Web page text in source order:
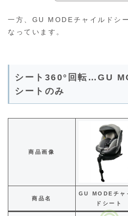
一方、GU MODEチャイルドシ
なっています。
シート360°回転…GU
シートのみ
商品画像
商品名
GU MODEチャ
ドシート